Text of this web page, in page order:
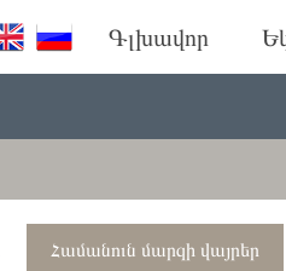
Գլխավոր
Համանուն մարզի վայրեր